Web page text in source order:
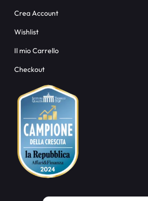
Crea Account
Wishlist
Il mio Carrello
Checkout